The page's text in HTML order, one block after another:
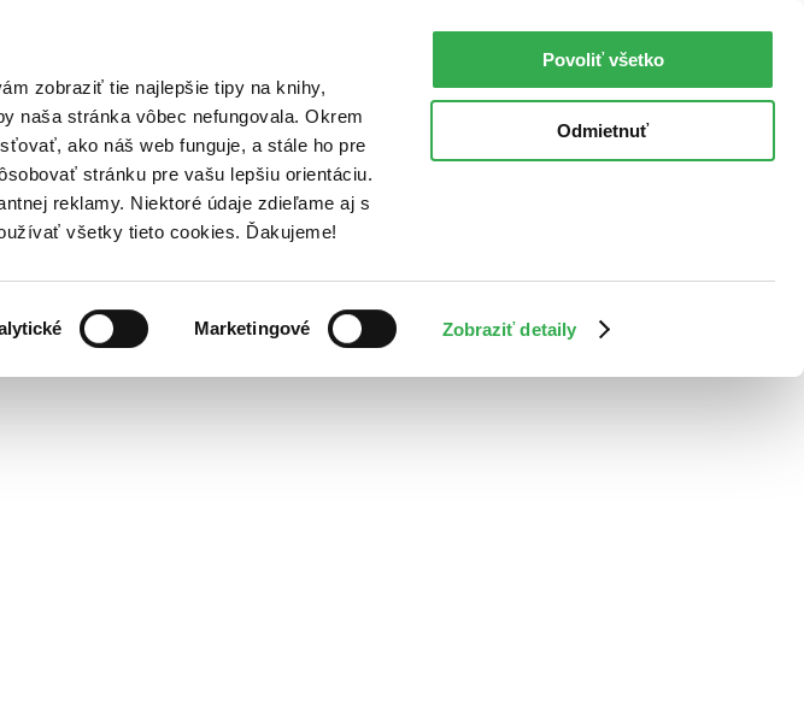
zobraziť tie najlepšie tipy na knihy,
naša stránka vôbec nefungovala. Okrem
ako náš web funguje, a stále ho pre
stránku pre vašu lepšiu orientáciu.
reklamy. Niektoré údaje zdieľame aj s
všetky tieto cookies. Ďakujeme!
Marketingové Zobraziť detaily
Povoliť všetko
Odmietnuť